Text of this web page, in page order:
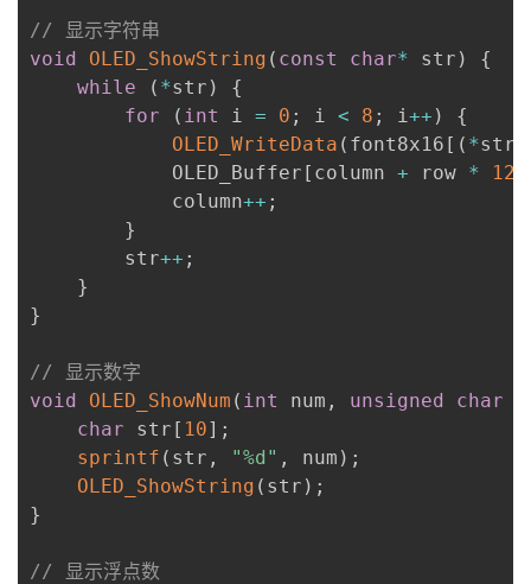
// 显示字符串
void
OLED_ShowString ( const char* str )
{
while
( *str )
{
for
( int i = 0 ; i < 8 ; i++ )
{
OLED_WriteData ( font8x16 [ ( *str
            OLED_Buffer
[ column + row * 128
            column
++ ;
}
        str
++ ;
}
}
// 显示数字
void
OLED_ShowNum ( int num , unsigned char
char str [ 10] ;
sprintf ( str , "%d" , num ) ;
OLED_ShowString ( str ) ;
}
// 显示浮点数